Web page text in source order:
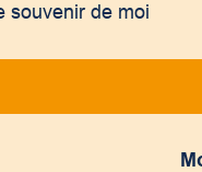
souvenir de moi